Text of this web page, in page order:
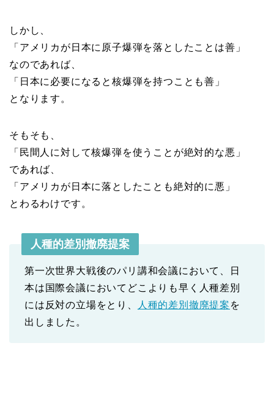
しかし、
「アメリカが日本に原子爆弾を落としたことは善」
なのであれば、
「日本に必要になると核爆弾を持つことも善」
となります。
そもそも、
「民間人に対して核爆弾を使うことが絶対的な悪」
であれば、
「アメリカが日本に落としたことも絶対的に悪」
とわるわけです。
人種的差別撤廃提案
第一次世界大戦後のパリ講和会議において、日
本は国際会議においてどこよりも早く人種差別
には反対の立場をとり、
人種的差別撤廃提案 を
出しました。